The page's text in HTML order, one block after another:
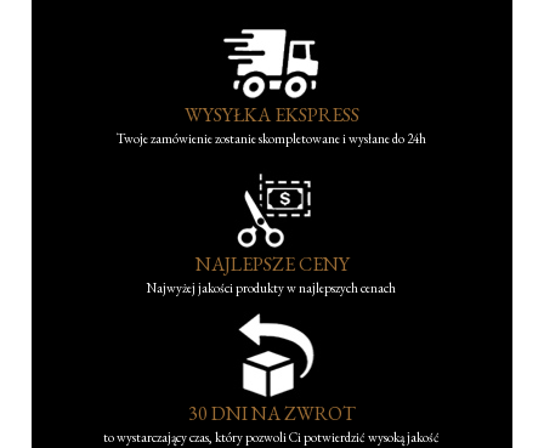
WYSYŁKA EKSPRESS
Twoje zamówienie zostanie skompletowane i wysłane do 24h
NAJLEPSZE CENY
Najwyżej jakości produkty w najlepszych cenach
30 DNI NA ZWROT
to wystarczający czas, który pozwoli Ci potwierdzić wysoką jakość